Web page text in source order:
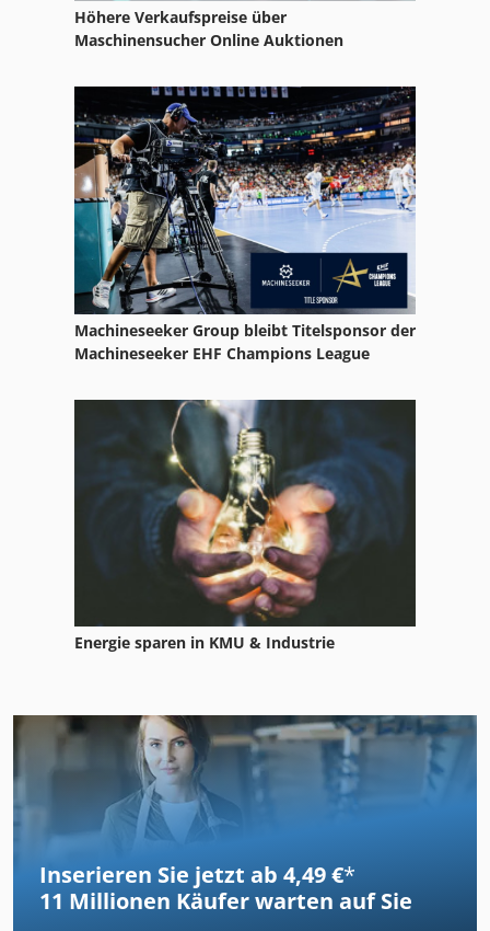
Höhere Verkaufspreise über
Maschinensucher Online Auktionen
Machineseeker Group bleibt Titelsponsor der
Machineseeker EHF Champions League
Energie sparen in KMU & Industrie
Inserieren Sie jetzt ab 4,49 €*
11 Millionen Käufer warten auf Sie